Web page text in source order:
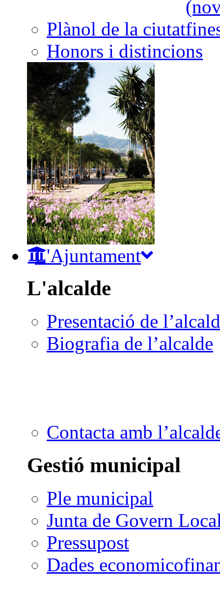
Plànol de la ciutat
Honors i distincions
L'Ajuntament
L'alcalde
Presentació de
Biografia de l’alcalde
Contacta amb
Gestió municipal
Ple municipal
Junta de Govern
Pressupost
Dades